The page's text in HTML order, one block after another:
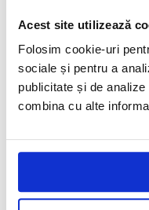
Acest site utilizează
Folosim cookie-uri
sociale și pentru a
publicitate și de
combina cu alte
Galeski
Hi-Cut
Klindex